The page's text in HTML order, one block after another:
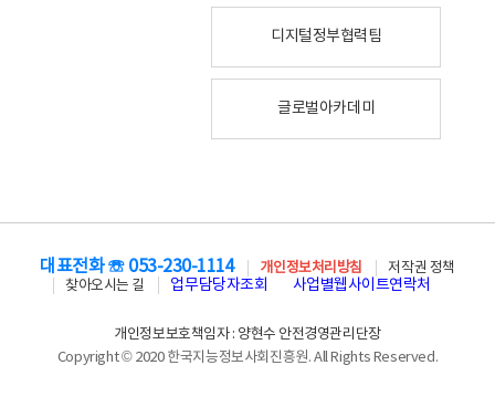
디지털정부협력팀
글로벌아카데미
대표전화 ☏ 053-230-1114 개인정보처리방침
저작권 정책
찾아오시는 길
업무담당자조회 사업별웹사이트연락처
개인정보보호책임자 : 양현수 안전경영관리단장
Copyright © 2020 한국지능정보사회진흥원. All Rights Reserved.